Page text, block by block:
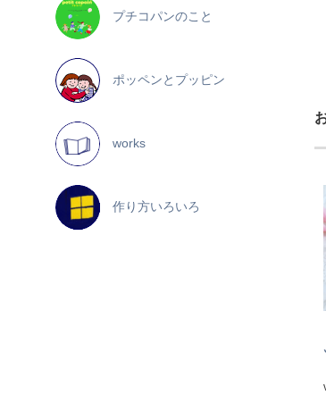
プチコパンのこと
ポッペンとプッピン
works
作り方いろいろ